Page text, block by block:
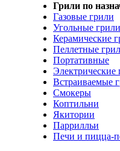
Грили по
Газовые грили
Угольные грили
Керамические
Пеллетные
Портативные
Электрические
Встраиваемые
Смокеры
Коптильни
Якитории
Паррилльи
Печи и пицца-